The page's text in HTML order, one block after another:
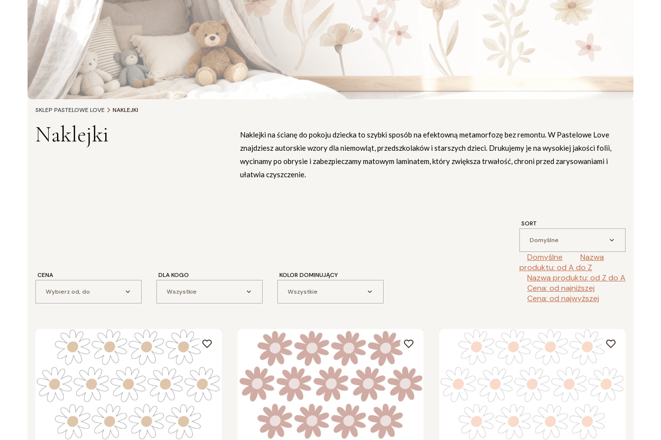
SKLEP PASTELOWE LOVE NAKLEJKI
Naklejki
Naklejki na ścianę do pokoju dziecka to szybki sposób na efektowną metamorfozę bez remontu. W Pastelowe Love
znajdziesz autorskie wzory dla niemowląt, przedszkolaków i starszych dzieci. Drukujemy je na wysokiej jakości folii,
wycinamy po obrysie i zabezpieczamy matowym laminatem, który zwiększa trwałość, chroni przed zarysowaniami i
ułatwia czyszczenie.
CENA
Wybierz od, do
DLA KOGO
Wszystkie
KOLOR DOMINUJĄCY
Wszystkie
SORT
Domyślne
Domyślne
Nazwa
produktu: od A do Z
Nazwa produktu: od Z do A
Cena: od najniższej
Cena: od najwyższej
Lista produktów